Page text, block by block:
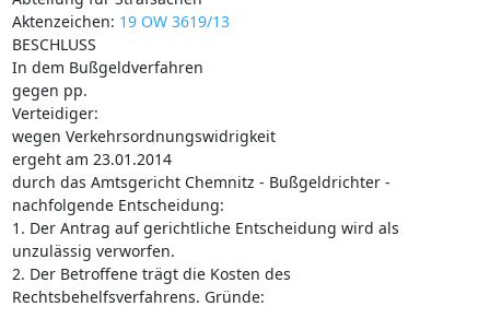
Aktenzeichen: 19 OW 3619/13
BESCHLUSS
In dem Bußgeldverfahren
gegen pp.
Verteidiger:
wegen Verkehrsordnungswidrigkeit
ergeht am 23.01.2014
durch das Amtsgericht Chemnitz - Bußgeldrichter -
nachfolgende Entscheidung:
1. Der Antrag auf gerichtliche Entscheidung wird als
unzulässig verworfen.
2. Der Betroffene trägt die Kosten des
Rechtsbehelfsverfahrens. Gründe: